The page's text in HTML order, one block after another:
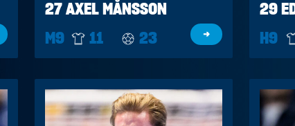
27 AXEL MÅNSSON
M9
11 23 →
29
H9